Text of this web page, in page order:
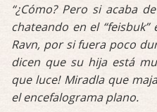
“¿Cómo? Pero si acaba
chateando en el “feisbuk”
Ravn, por si fuera poco
dicen que su hija está
que luce! Miradla que
el encefalograma plano.